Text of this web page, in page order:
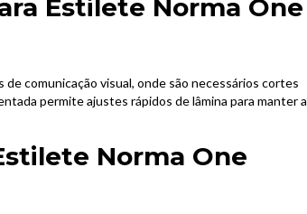
Estilete Norma One
comunicação visual, onde são necessários cortes
permite ajustes rápidos de lâmina para manter a
Norma One